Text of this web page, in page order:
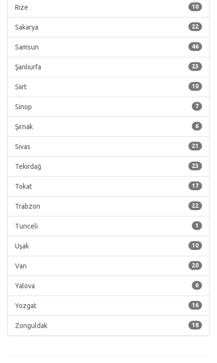
10
Rize
22
Sakarya
46
Samsun
23
Şanlıurfa
10
Siirt
7
Sinop
6
Şırnak
21
Sivas
23
Tekirdağ
17
Tokat
22
Trabzon
1
Tunceli
10
Uşak
20
Van
6
Yalova
16
Yozgat
18
Zonguldak